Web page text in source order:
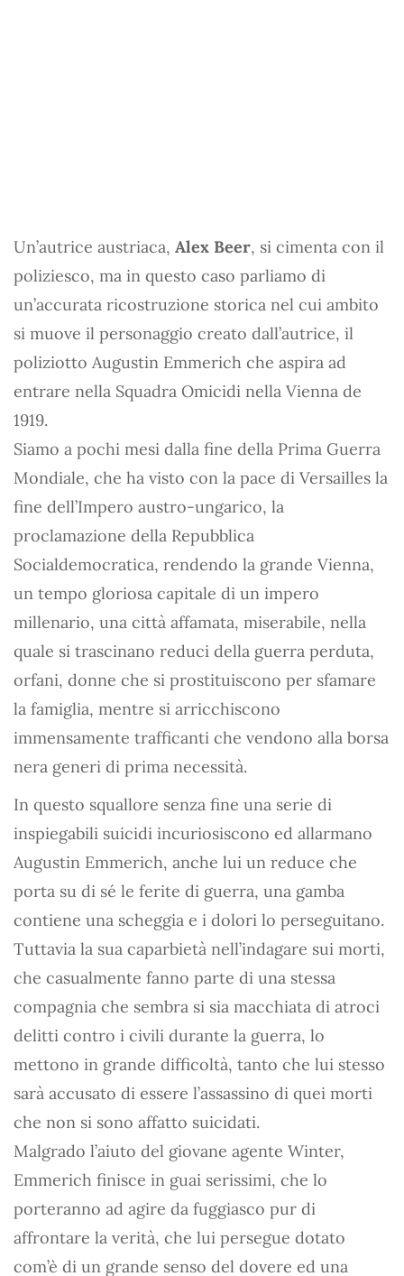
Un’autrice austriaca, Alex Beer, si cimenta con il
poliziesco, ma in questo caso parliamo di
un’accurata ricostruzione storica nel cui ambito
si muove il personaggio creato dall’autrice, il
poliziotto Augustin Emmerich che aspira ad
entrare nella Squadra Omicidi nella Vienna de
1919.
Siamo a pochi mesi dalla fine della Prima Guerra
Mondiale, che ha visto con la pace di Versailles la
fine dell’Impero austro-ungarico, la
proclamazione della Repubblica
Socialdemocratica, rendendo la grande Vienna,
un tempo gloriosa capitale di un impero
millenario, una città affamata, miserabile, nella
quale si trascinano reduci della guerra perduta,
orfani, donne che si prostituiscono per sfamare
la famiglia, mentre si arricchiscono
immensamente trafficanti che vendono alla borsa
nera generi di prima necessità.
In questo squallore senza fine una serie di
inspiegabili suicidi incuriosiscono ed allarmano
Augustin Emmerich, anche lui un reduce che
porta su di sé le ferite di guerra, una gamba
contiene una scheggia e i dolori lo perseguitano.
Tuttavia la sua caparbietà nell’indagare sui morti,
che casualmente fanno parte di una stessa
compagnia che sembra si sia macchiata di atroci
delitti contro i civili durante la guerra, lo
mettono in grande difficoltà, tanto che lui stesso
sarà accusato di essere l’assassino di quei morti
che non si sono affatto suicidati.
Malgrado l’aiuto del giovane agente Winter,
Emmerich finisce in guai serissimi, che lo
porteranno ad agire da fuggiasco pur di
affrontare la verità, che lui persegue dotato
com’è di un grande senso del dovere ed una